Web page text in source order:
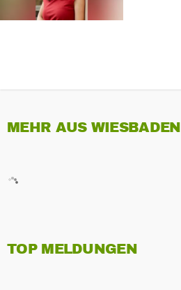
MEHR AUS WIESBADEN
TOP MELDUNGEN